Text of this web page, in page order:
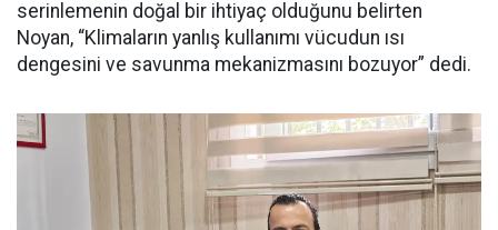
serinlemenin doğal bir ihtiyaç olduğunu belirten
Noyan, “Klimaların yanlış kullanımı vücudun ısı
dengesini ve savunma mekanizmasını bozuyor” dedi.